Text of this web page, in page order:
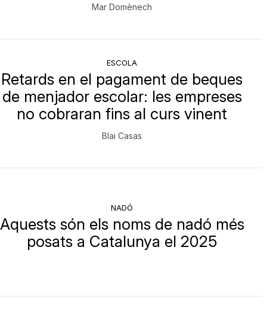
Mar Domènech
ESCOLA
Retards en el pagament de beques
de menjador escolar: les empreses
no cobraran fins al curs vinent
Blai Casas
NADÓ
Aquests són els noms de nadó més
posats a Catalunya el 2025